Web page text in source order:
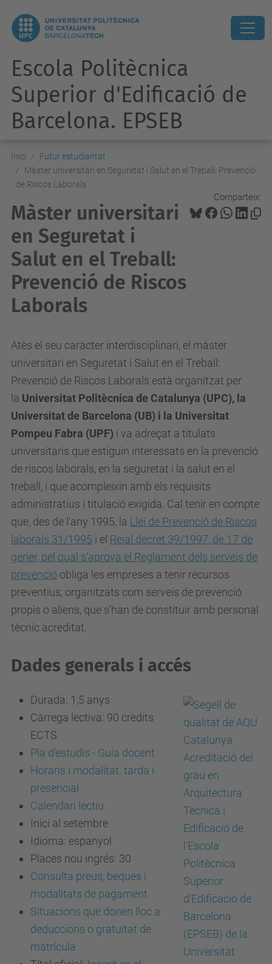
Escola Politècnica
Superior d'Edificació de
Barcelona. EPSEB
Inici
Futur estudiantat
Màster universitari en Seguretat i Salut en el Treball: Prevenció
de Riscos Laborals
Comparteix:
Màster universitari
en Seguretat i
Salut en el Treball:
Prevenció de Riscos
Laborals
Atès el seu caràcter interdisciplinari, el màster
universitari en Seguretat i Salut en el Treball:
Prevenció de Riscos Laborals està organitzat per
la Universitat Politècnica de Catalunya (UPC), la
Universitat de Barcelona (UB) i la Universitat
Pompeu Fabra (UPF) i va adreçat a titulats
universitaris que estiguin interessats en la prevenció
de riscos laborals, en la seguretat i la salut en el
treball, i que acompleixin amb els requisits
administratius i titulació exigida. Cal tenir en compte
que, des de l'any 1995, la Llei de Prevenció de Riscos
laborals 31/1995 i el Reial decret 39/1997, de 17 de
gener, pel qual s'aprova el Reglament dels serveis de
prevenció obliga les empreses a tenir recursos
preventius, organitzats com serveis de prevenció
propis o aliens, que s'han de constituir amb personal
tècnic acreditat.
Dades generals i accés
Durada: 1,5 anys
Càrrega lectiva: 90 crèdits
ECTS
Pla d'estudis - Guia docent
Horaris i modalitat: tarda i
presencial
Calendari lectiu
Inici al setembre
Idioma: espanyol
Places nou ingrés: 30
Consulta preus, beques i
modalitats de pagament
Situacions que donen lloc a
deduccions o gratuïtat de
matrícula